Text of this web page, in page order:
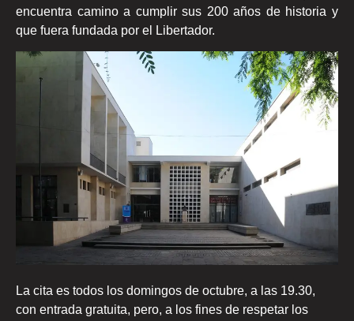
encuentra camino a cumplir sus 200 años de historia y
que fuera fundada por el Libertador.
La cita es todos los domingos de octubre, a las 19.30,
con entrada gratuita, pero, a los fines de respetar los